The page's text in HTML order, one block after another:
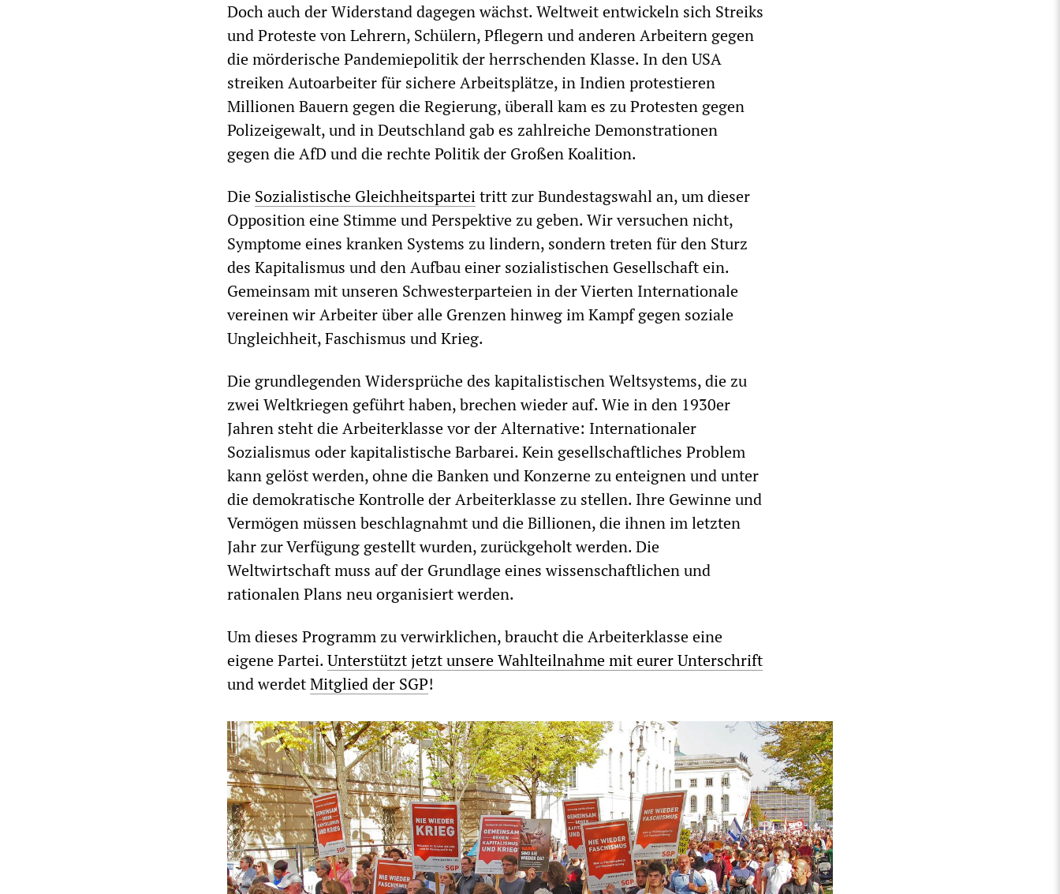
Doch auch der Widerstand dagegen wächst. Weltweit entwickeln sich Streiks
und Proteste von Lehrern, Schülern, Pflegern und anderen Arbeitern gegen
die mörderische Pandemiepolitik der herrschenden Klasse. In den USA
streiken Autoarbeiter für sichere Arbeitsplätze, in Indien protestieren
Millionen Bauern gegen die Regierung, überall kam es zu Protesten gegen
Polizeigewalt, und in Deutschland gab es zahlreiche Demonstrationen
gegen die AfD und die rechte Politik der Großen Koalition.
Die Sozialistische Gleichheitsparteitritt zur Bundestagswahl an, um dieser
Opposition eine Stimme und Perspektive zu geben. Wir versuchen nicht,
Symptome eines kranken Systems zu lindern, sondern treten für den Sturz
des Kapitalismus und den Aufbau einer sozialistischen Gesellschaft ein.
Gemeinsam mit unseren Schwesterparteien in der Vierten Internationale
vereinen wir Arbeiter über alle Grenzen hinweg im Kampf gegen soziale
Ungleichheit, Faschismus und Krieg.
Die grundlegenden Widersprüche des kapitalistischen Weltsystems, die zu
zwei Weltkriegen geführt haben, brechen wieder auf. Wie in den 1930er
Jahren steht die Arbeiterklasse vor der Alternative: Internationaler
Sozialismus oder kapitalistische Barbarei. Kein gesellschaftliches Problem
kann gelöst werden, ohne die Banken und Konzerne zu enteignen und unter
die demokratische Kontrolle der Arbeiterklasse zu stellen. Ihre Gewinne und
Vermögen müssen beschlagnahmt und die Billionen, die ihnen im letzten
Jahr zur Verfügung gestellt wurden, zurückgeholt werden. Die
Weltwirtschaft muss auf der Grundlage eines wissenschaftlichen und
rationalen Plans neu organisiert werden.
Um dieses Programm zu verwirklichen, braucht die Arbeiterklasse eine
eigene Partei.Unterstützt jetzt unsere Wahlteilnahme mit eurer Unterschrift
und werdetMitglied der SGP!